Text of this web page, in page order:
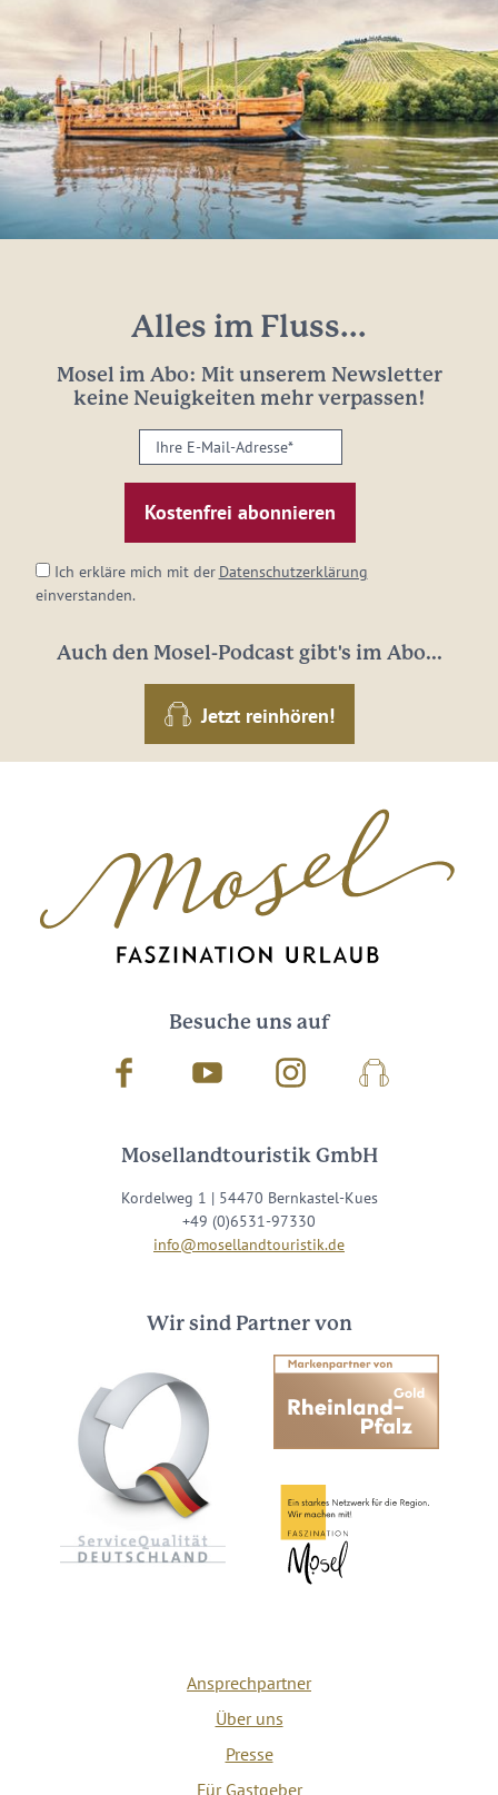
Alles im Fluss...
Mosel im Abo: Mit unserem Newsletter
keine Neuigkeiten mehr verpassen!
Ihre
E-
Mail-
Adresse:
Ich erkläre mich mit der Datenschutzerklärung
einverstanden.
Auch den Mosel-Podcast gibt's im Abo...
Jetzt reinhören!
Besuche uns auf
Facebook Youtube InstagramPodcast
Mosellandtouristik GmbH
Kordelweg 1 | 54470 Bernkastel-Kues
+49 (0)6531-97330
info@mosellandtouristik.de
Wir sind Partner von
Ansprechpartner
Über uns
Presse
Für Gastgeber